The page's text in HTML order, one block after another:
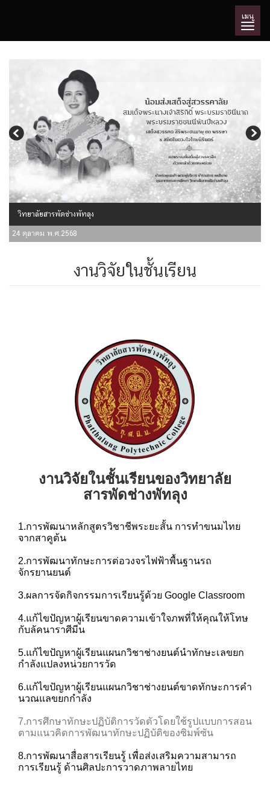
เมนู
เลขที่ 5 ถนนช่วยทุกขราษฎร์ ต.คูหาสวรรค์ อ.เมืองพัทลุง จ.พัทลุง 93000
วิทยาลัยสารพัดช่างพัทลุง
24 ตุลาคม พ.ศ.2568
งานวิจัยในชั้นเรียน
งานวิจัยในชั้นเรียนของวิทยาลัย
สารพัดช่างพัทลุง
1.การพัฒนาหลักสูตรวิชาชีพระยะสั้น การทำขนมไทย
จากสาคูต้น
2.การพัฒนาทักษะการต่อวงจรไฟฟ้าพื้นฐานรถ
จักรยานยนต์
3.ผลการจัดกิจกรรมการเรียนรู้ด้วย Google Classroom
4.แก้ไขปัญหาผู้เรียนขาดความเข้าใจภพที่ให้คุณให้โทษ
กับลัคนาราศีมีน
5.แก้ไขปัญหาผู้เรียนแผนกวิชาช่างยนต์นำทักษะเลขยก
กำลังแปลงหน่วยการวัด
6.แก้ไขปัญหาผู้เรียนแผนกวิชาช่างยนต์ขาดทักษะการคำ
นวณแลขยกกำลัง
7.การศึกษาทักษะปฏิบัติการวัดตัวโดยใช้รูปแบบการสอน
ตามแนวคิดการพัฒนาทักษะปฏิบัติของซิมพ์ซัน
8.การพัฒนาสื่อสารเรียนรู้ เพื่อส่งเสริมความสามารถ
การเรียนรู้ ด้านศิลปะการวาดภาพลายไทย